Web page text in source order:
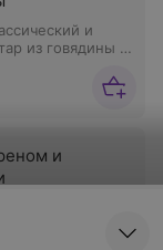
и
из говядины с
на
и